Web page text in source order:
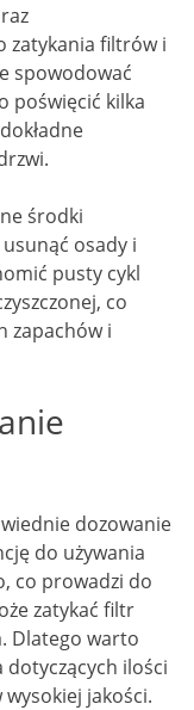
zatykania filtrów i
spowodować
poświęcić kilka
środki
osady i
pusty cykl
co
zapachów i
dozowanie
do używania
co prowadzi do
zatykać filtr
Dlatego warto
ilości
jakości.